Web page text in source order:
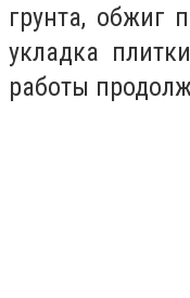
грунта, обжиг
укладка
работы